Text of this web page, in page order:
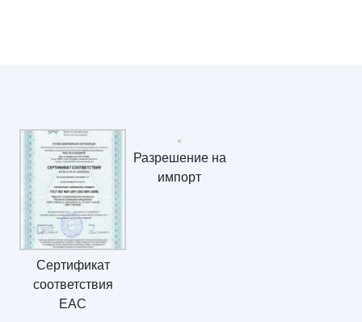
Сертификат
соответствия
ЕАС
Разрешение на
импорт